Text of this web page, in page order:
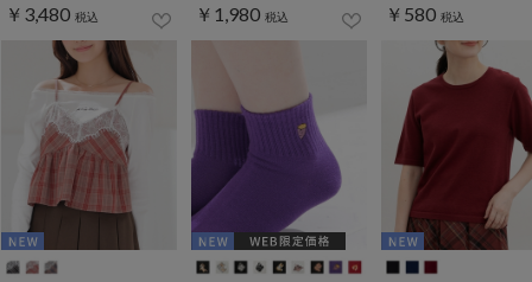
￥3,480 税込 ￥1,980 税込 ￥580 税込